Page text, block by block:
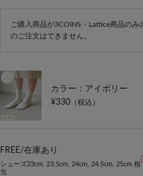
ご購入商品が3COINS・Lattice商品の
のご注文はできません。
カラー：アイボリー
¥330 （税込）
FREE/在庫あり
シューズ23cm, 23.5cm, 24cm, 24.5cm, 25cm 相
当